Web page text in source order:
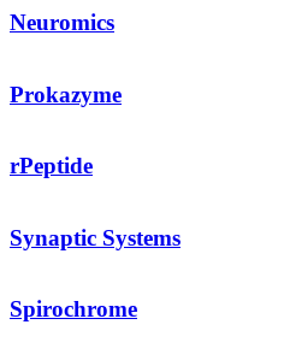
Neuromics
Prokazyme
rPeptide
Synaptic Systems
Spirochrome